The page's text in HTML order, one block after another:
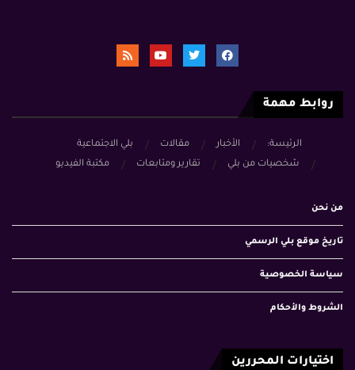
روابط مهمة
الرئيسة: الأخبار مقالات
بلي الاجتماعية
شخصيات من بلي
تقارير ومتابعات مكتبة الفيديو
من نحن
تاريخ موقع بلي الرسمي
سياسة الخصوصية
الشروط والأحكام
اختيارات المحررين